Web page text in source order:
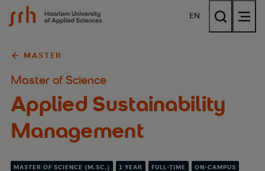
{$name} EN
MASTER
Master of Science
Applied Sustainability
Management
MASTER OF SCIENCE (M.SC.) 1 YEAR FULL-TIME
ON-CAMPUS